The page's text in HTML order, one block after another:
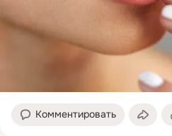
Комментировать